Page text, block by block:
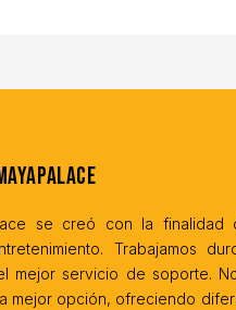
se creó con la finalidad
Trabajamos
mejor servicio de soporte.
mejor opción, ofreciendo